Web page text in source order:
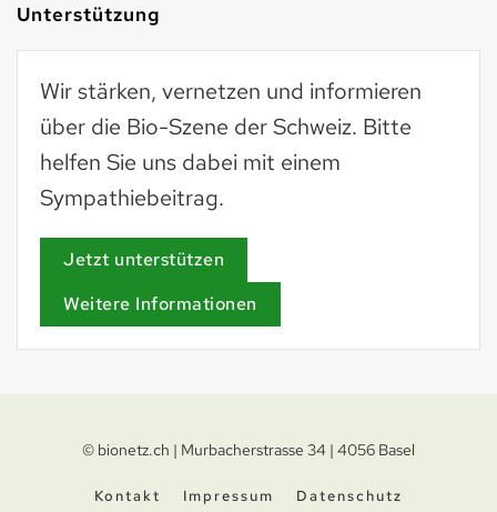
Unterstützung
Wir stärken, vernetzen und informieren
über die Bio-Szene der Schweiz. Bitte
helfen Sie uns dabei mit einem
Sympathiebeitrag.
Jetzt unterstützen
Weitere Informationen
© bionetz.ch | Murbacherstrasse 34 | 4056 Basel
Kontakt Impressum Datenschutz